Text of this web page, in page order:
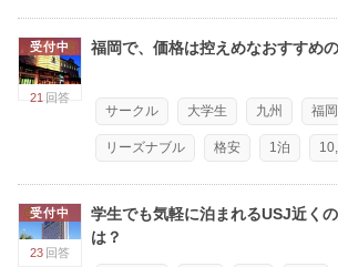
受付中
21 回答
福岡で、価格は控えめなおすすめ
サークル 大学生 九州 福
リーズナブル 格安 1泊
受付中
23 回答
学生でも気軽に泊まれるUSJ近く
は？